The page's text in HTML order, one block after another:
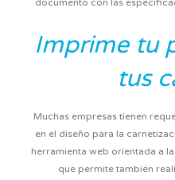
documento con las
Imprime tu
tus
Muchas empresas tienen
en el diseño para la
herramienta web orientada a
que permite también